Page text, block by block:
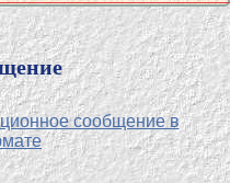
сообщение в